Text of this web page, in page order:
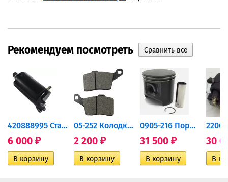
Рекомендуем посмотреть
420888995 Стартер для...
6 000 ₽
05-252 Колодки тормозные...
2 200 ₽
0905-216 Поршень Arctic Cat...
31 500 ₽ 30